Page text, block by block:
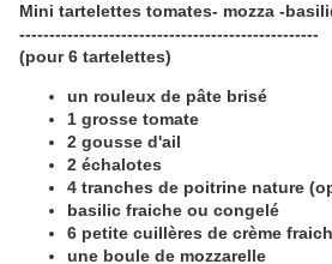
Mini tartelettes tomates- mozza -
--------------------------------------------------
(pour 6 tartelettes)
un rouleux de pâte brisé
1 grosse tomate
2 gousse d'ail
2 échalotes
4 tranches de poitrine nature
basilic fraiche ou congelé
6 petite cuillères de crème
une boule de mozzarelle